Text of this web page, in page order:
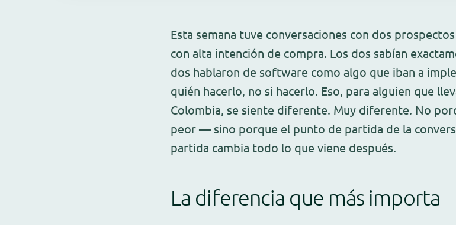
Esta semana tuve conversaciones con dos
con alta intención de compra. Los dos sabían
dos hablaron de software como algo que iban a
quién hacerlo, no si hacerlo. Eso, para alguien que
Colombia, se siente diferente. Muy diferente. No
peor — sino porque el punto de partida de la
partida cambia todo lo que viene después.
La diferencia que más importa